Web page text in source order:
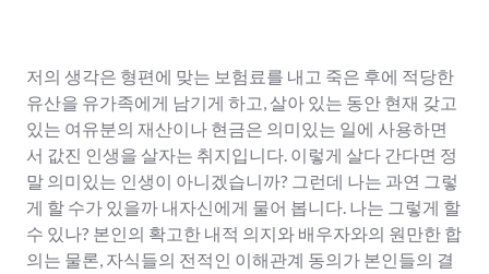
저의 생각은 형편에 맞는 보험료를 내고 죽은 후에 적당한
유산을 유가족에게 남기게 하고, 살아 있는 동안 현재 갖고
있는 여유분의 재산이나 현금은 의미있는 일에 사용하면
서 값진 인생을 살자는 취지입니다. 이렇게 살다 간다면 정
말 의미있는 인생이 아니겠습니까? 그런데 나는 과연 그렇
게 할 수가 있을까 내자신에게 물어 봅니다. 나는 그렇게 할
수 있나? 본인의 확고한 내적 의지와 배우자와의 원만한 합
의는 물론, 자식들의 전적인 이해관계 동의가 본인들의 결